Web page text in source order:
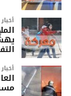
أخبار
أخبار